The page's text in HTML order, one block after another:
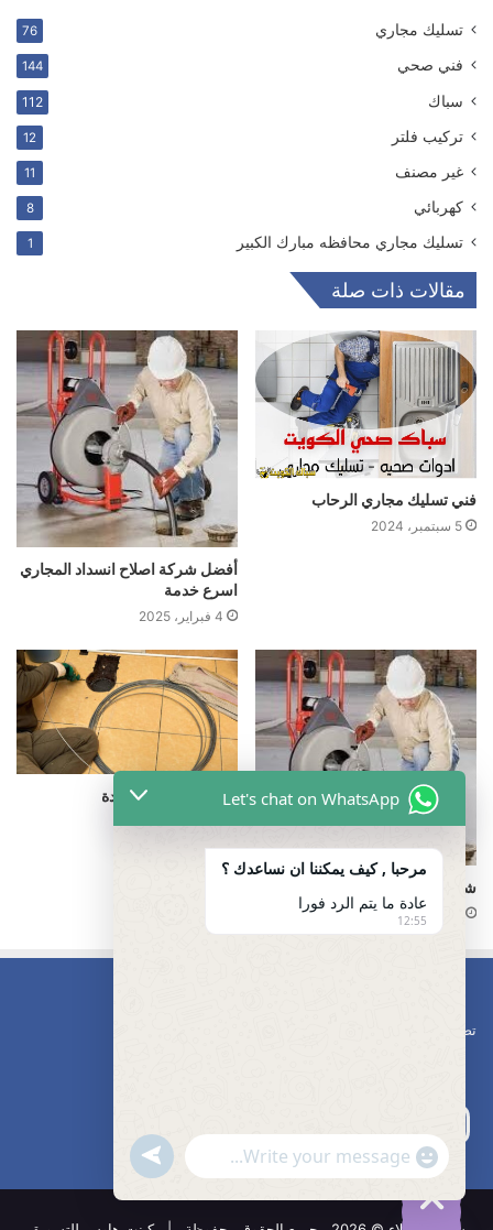
تسليك مجاري 76
فني صحي 144
سباك 112
ترکیب فلتر 12
غير مصنف 11
كهربائي 8
تسليك مجاري محافظه مبارك الكبير 1
مقالات ذات صلة
فني تسليك مجاري الرحاب
5 سبتمبر، 2024
أفضل شركة اصلاح انسداد المجاري
اسرع خدمة
4 فبراير، 2025
شركات تصريف المجاري
فتح البالوعة المسدودة
28 يونيو، 2025
تصليح مضخات
Let's chat on WhatsApp
مرحبا , كيف يمكننا ان نساعدك ؟
عادة ما يتم الرد فورا
12:55
"+chaty_settings.lang.emoji_picker+"
WhatsApp
undefined